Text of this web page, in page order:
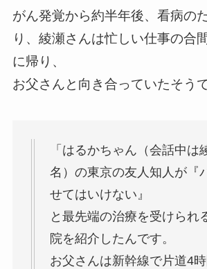
がん発覚から約半年後、看病の
り、 綾瀬さんは忙しい仕事の合
に帰り、
お父さんと向き合っていたそうで
「はるかちゃん（会話中は
名）の東京の友人知人が『
せてはいけない』
と最先端の治療を受けられ
院を紹介したんです。
お父さんは新幹線で片道4